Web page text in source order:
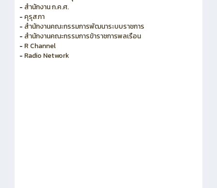
- สำนักงาน ก.ค.ศ.
- คุรุสภา
- สำนักงานคณะกรรมการพัฒนาระบบราชการ
- สำนักงานคณะกรรมการข้าราชการพลเรือน
- R Channel
- Radio Network